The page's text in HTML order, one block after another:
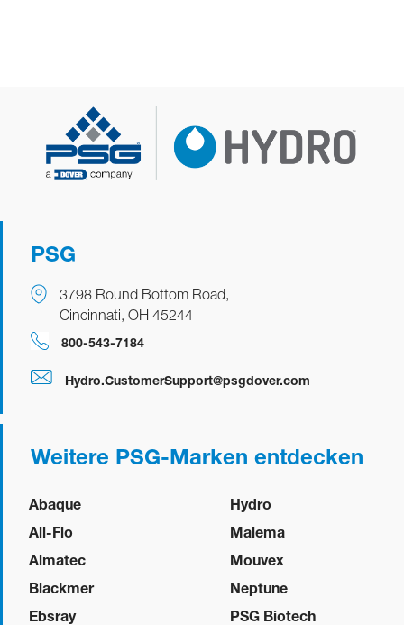
PSG
3798 Round Bottom Road,
Cincinnati, OH 45244
​​​​800-543-7184
Hydro.CustomerSupport@psgdover.com
Weitere PSG-Marken entdecken
Abaque
All-Flo
Almatec
Blackmer
Ebsray
Hydro
Malema
Mouvex
Neptune
PSG Biotech